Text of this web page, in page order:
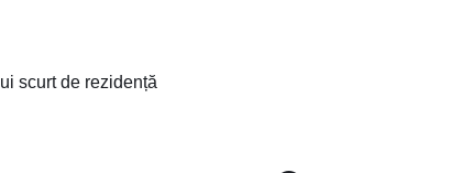
scurt de rezidență